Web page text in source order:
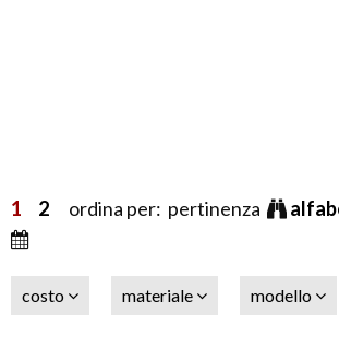
1 2 ordina per: pertinenza
costo materiale modello